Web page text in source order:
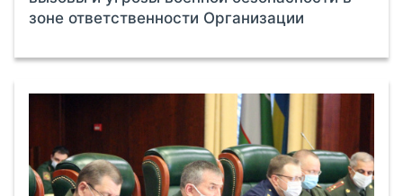
зоне ответственности Организации